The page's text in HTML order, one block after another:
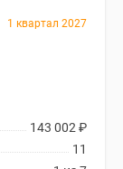
1 квартал 2027
143 002 ₽
11